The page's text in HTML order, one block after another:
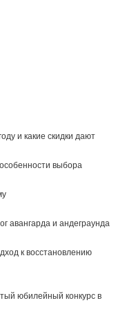
и какие скидки дают
выбора
авангарда и андеграунда
к восстановлению
юбилейный конкурс в